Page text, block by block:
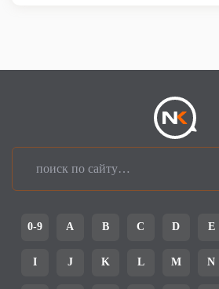
0-9 A B C D E
I J K L M N